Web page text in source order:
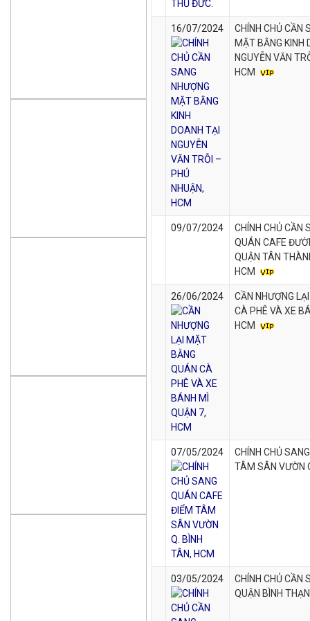
16/07/2024
CHÍNH CHỦ CẦN
MẶT BẰNG KINH
NGUYỄN VĂN
HCM
09/07/2024
CHÍNH CHỦ CẦN
QUÁN CAFE
QUẬN TÂN
HCM
26/06/2024
CẦN NHƯỢNG
CÀ PHÊ VÀ XE
HCM
07/05/2024
CHÍNH CHỦ
TÂM SÂN VƯỜN
03/05/2024
CHÍNH CHỦ CẦN
QUẬN BÌNH